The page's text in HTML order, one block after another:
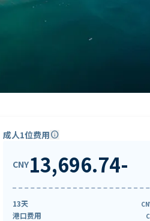
成人1位费用info
CNY13,696.74-
13天
港口费用